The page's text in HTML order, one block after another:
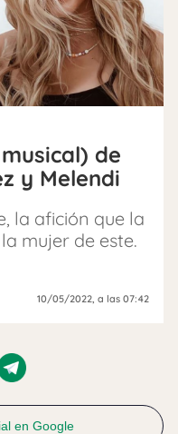
de
y Melendi
la afición que la
mujer de este.
10/05/2022, a las 07:42
en Google